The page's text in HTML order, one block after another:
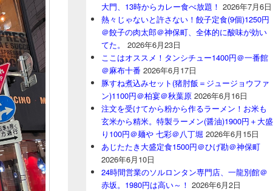
大門、13時からカレー食べ放題！ 2026年7月6日
熱々じゃないと許さない！餃子定食(9個)1250円
＠餃子の肉太郎＠神保町、全体的に酸味が効い
てた。
2026年6月23日
ここはオススメ！タンシチュー1400円＠一番館
＠麻布十番 2026年6月17日
豚すね煮込みセット(猪肘飯＝ジュージョウファ
ン)1100円＠柏宴＠秋葉原 2026年6月16日
注文を受けてから粉から作るラーメン！お米も
玄米から精米。特製ラーメン(醤油)1900円＋大盛
り100円＠麺や 七彩＠八丁堀 2026年6月15日
あじたたき大盛定食1500円＠ひげ勘＠神保町
2026年6月10日
24時間営業のソルロンタン専門店、一龍別館＠
赤坂。1980円は高い～！ 2026年6月2日